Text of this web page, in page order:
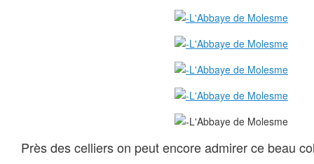
Près des celliers on peut encore admirer ce beau